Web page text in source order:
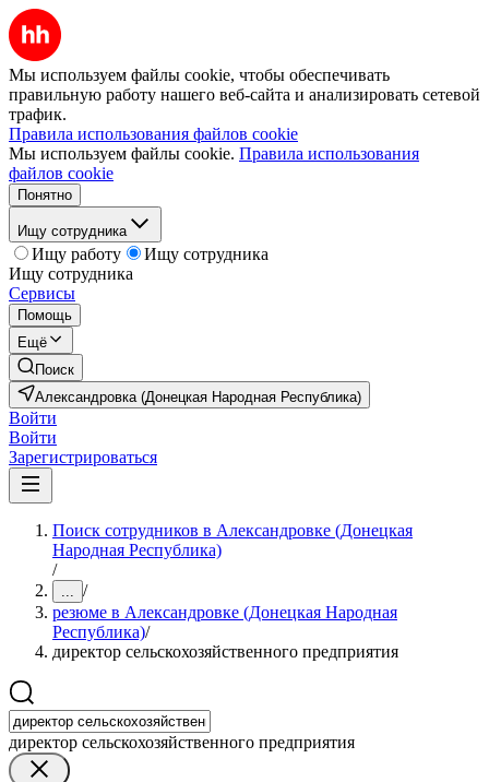
Мы используем файлы cookie, чтобы обеспечивать
правильную работу нашего веб-сайта и анализировать сетевой
трафик.
Правила использования файлов cookie
Мы используем файлы cookie. Правила использования
файлов cookie
Понятно
Ищу сотрудника
Ищу работу
Ищу сотрудника
Ищу сотрудника
Сервисы
Помощь
Ещё
Поиск
Александровка (Донецкая Народная Республика)
Войти
Войти
Зарегистрироваться
Поиск сотрудников в Александровке (Донецкая
Народная Республика)
/
... /
резюме в Александровке (Донецкая Народная
Республика)/
директор сельскохозяйственного предприятия
директор сельскохозяйственного предприятия